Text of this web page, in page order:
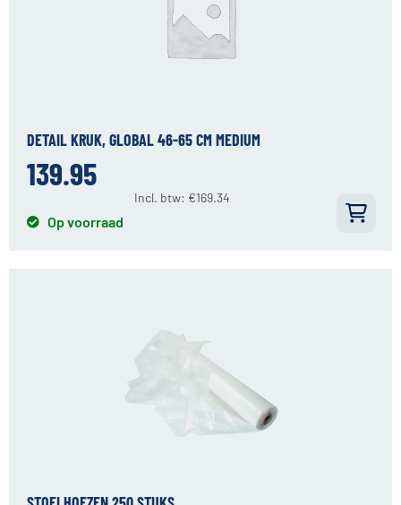
DETAIL KRUK, GLOBAL 46-65 CM MEDIUM
139.95
Incl. btw: €169.34
Op voorraad